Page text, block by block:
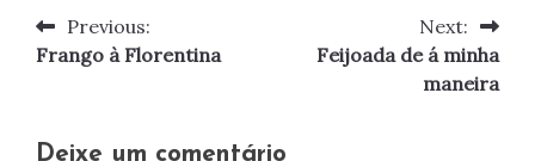
Navegação
Previous:
Frango à Florentina
Next:
Feijoada de á minha
maneira
Deixe um comentário